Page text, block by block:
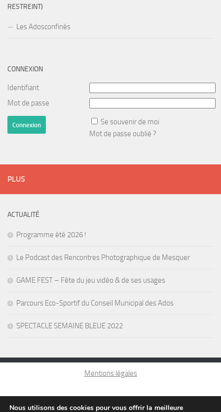
RESTREINT)
Les Adosconfinés
CONNEXION
Identifiant
Mot de passe
Se souvenir de moi
Mot de passe oublié ?
PLUS
ACTUALITÉ
Programme été 2026 !
Le Podcast des Rencontres Photographique de Mesquer
GAME FEST – Fête du jeu vidéo & de ses usages
Parcours Eco-Sportif du Conseil Municipal des Ados
SPECTACLE SEMAINE BLEUE 2022
Mentions légales
Nous utilisons des cookies pour vous offrir la meilleure